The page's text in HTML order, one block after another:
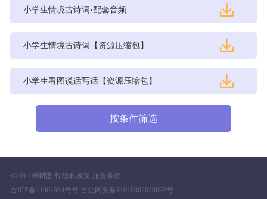
小学生情境古诗词•配套音频
小学生情境古诗词【资源压缩包】
小学生看图说话写话【资源压缩包】
©2016 梓耕图书 隐私政策 服务条款
吉ICP备11001984号号 吉公网安备11010802020092号